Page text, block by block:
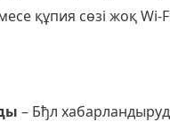
құпия сөзі жоқ Wi-
– Бђл